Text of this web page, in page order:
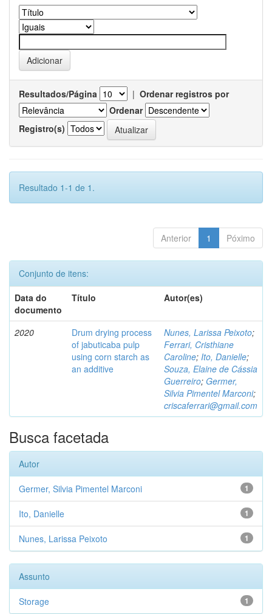
Resultados/Página | Ordenar registros por
Ordenar
Registro(s)
Resultado 1-1 de 1.
Anterior 1 Póximo
Conjunto de itens:
Data do
documento
Título Autor(es)
2020
Drum drying process
of jabuticaba pulp
using corn starch as
an additive
Nunes, Larissa Peixoto;
Ferrari, Cristhiane
Caroline; Ito, Danielle;
Souza, Elaine de Cássia
Guerreiro; Germer,
Silvia Pimentel Marconi;
criscaferrari@gmail.com
Busca facetada
Autor
1
Germer, Silvia Pimentel Marconi
1
Ito, Danielle
1
Nunes, Larissa Peixoto
Assunto
1
Storage